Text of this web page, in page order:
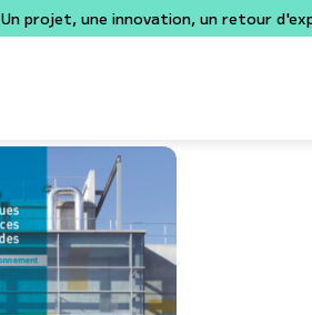
Un projet, une innovation, un retour